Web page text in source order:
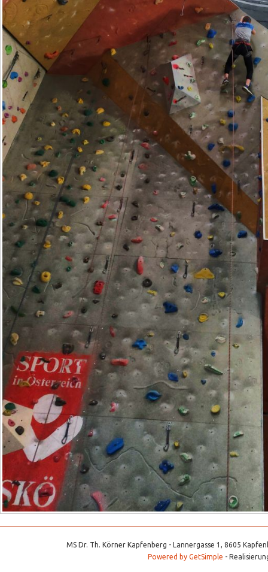
MS Dr. Th. Körner Kapfenberg - Lannergasse 1, 8605
Powered by GetSimple -